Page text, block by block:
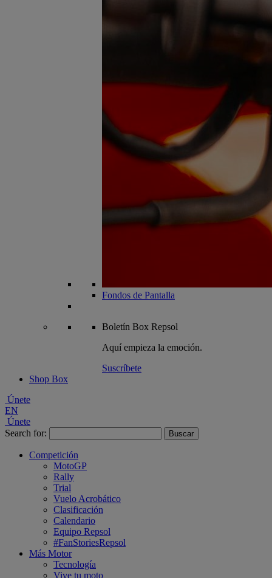
Fondos de Pantalla
Boletín Box Repsol
Aquí empieza la emoción.
Suscríbete
Shop Box
Únete
EN
Únete
Search for:
Competición
MotoGP
Rally
Trial
Vuelo Acrobático
Clasificación
Calendario
Equipo Repsol
#FanStoriesRepsol
Más Motor
Tecnología
Vive tu moto